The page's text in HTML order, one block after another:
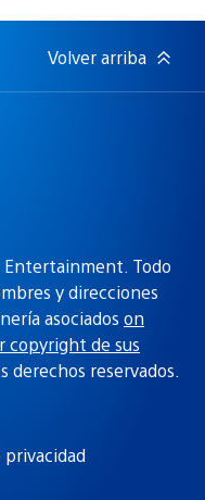
Volver arriba
Todo
y direcciones
asociados on
copyright de sus
derechos reservados.